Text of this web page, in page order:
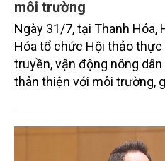
môi trường
Ngày 31/7, tại Thanh Hóa,
Hóa tổ chức Hội thảo thực
truyền, vận động nông
thân thiện với môi trường,
trình thu hút sự tham gia
từ các cơ quan quản lý
doanh nghiệp, hợp tác xã